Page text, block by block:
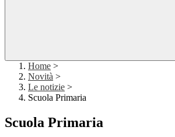
Home >
Novità >
Le notizie >
Scuola Primaria
Scuola Primaria